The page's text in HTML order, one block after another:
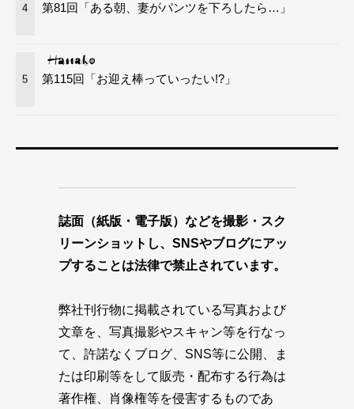
4 第81回「ある朝、妻がパンツを下ろしたら…」
5 第115回「お迎え棒っていったい!?」
誌面（紙版・電子版）などを撮影・スク
リーンショットし、SNSやブログにアッ
プすることは法律で禁止されています。
弊社刊行物に掲載されている写真および
文章を、写真撮影やスキャン等を行なっ
て、許諾なくブログ、SNS等に公開、ま
たは印刷等をして販売・配布する行為は
著作権、肖像権等を侵害するものであ